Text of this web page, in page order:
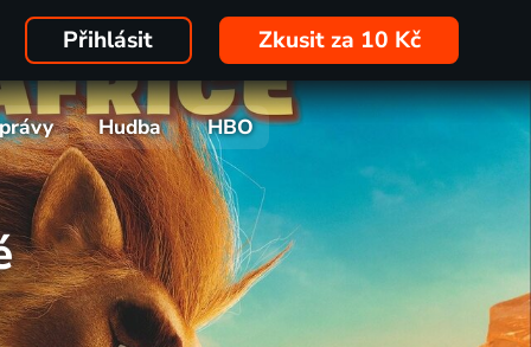
Přihlásit Zkusit za 10 Kč
Hudba HBO